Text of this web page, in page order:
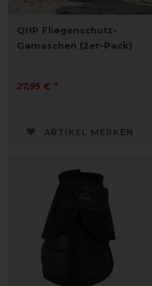
QHP Fliegenschutz-
Gamaschen (2er-Pack)
27,95 € *
ARTIKEL MERKEN